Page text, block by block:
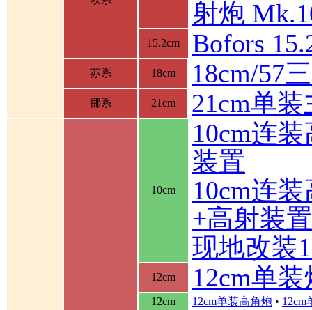
射炮
15.2cm Bofors
苏系 18cm 18cm/57
挪系 21cm 21cm单装
10cm
10cm连
装置
10cm连
+高射装
现地改装
12cm 12cm单装
12cm 12cm单装高角炮 • 12cm